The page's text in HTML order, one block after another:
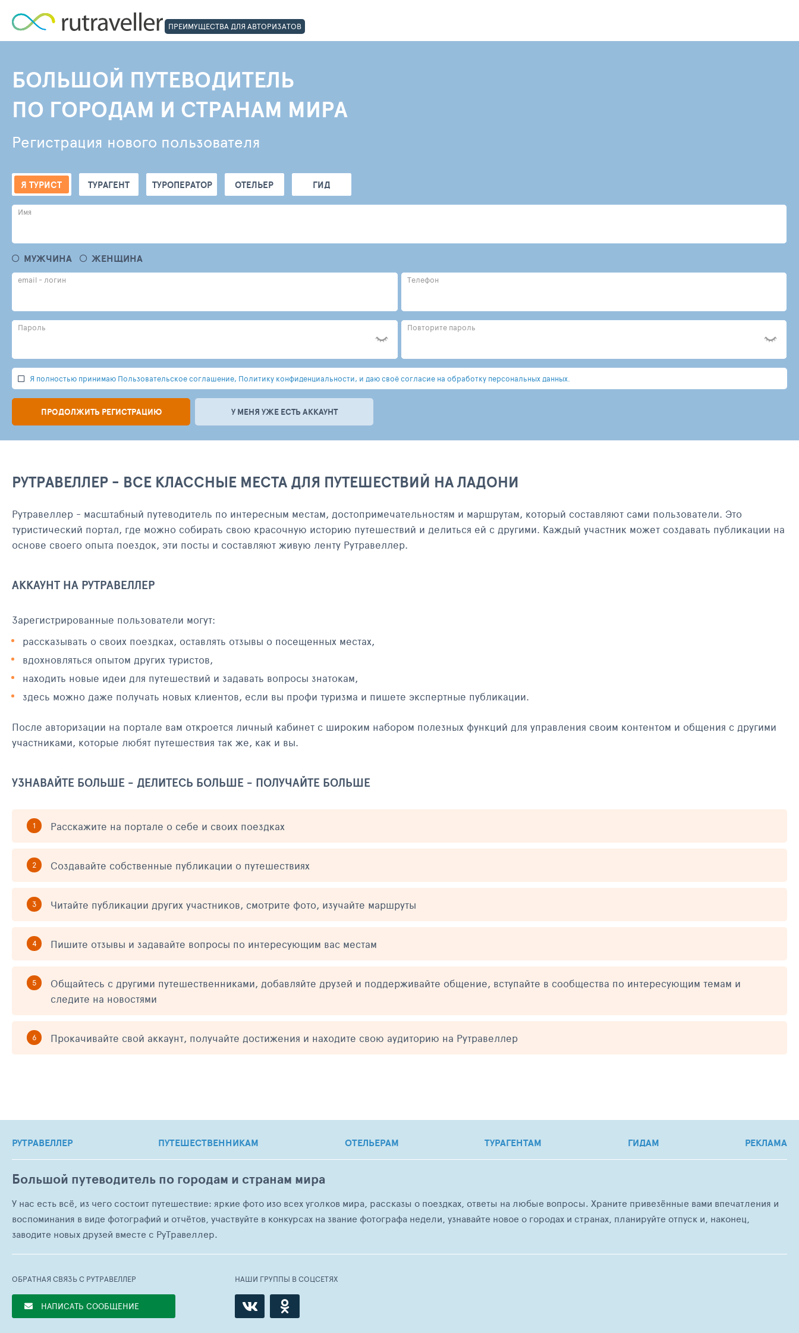
ПРЕИМУЩЕСТВА ДЛЯ АВТОРИЗАТОВ
БОЛЬШОЙ ПУТЕВОДИТЕЛЬ
ПО ГОРОДАМ И СТРАНАМ МИРА
Регистрация нового пользователя
Я ТУРИСТ ТУРАГЕНТ ТУРОПЕРАТОР ОТЕЛЬЕР ГИД
Имя
МУЖЧИНА ЖЕНЩИНА
email - логин Телефон
Пароль Повторите пароль
Я полностью принимаю Пользовательское соглашение, Политику конфиденциальности, и даю своё согласие на обработку персональных данных.
ПРОДОЛЖИТЬ РЕГИСТРАЦИЮ У МЕНЯ УЖЕ ЕСТЬ АККАУНТ
РУТРАВЕЛЛЕР - ВСЕ КЛАССНЫЕ МЕСТА ДЛЯ ПУТЕШЕСТВИЙ НА ЛАДОНИ
Рутравеллер - масштабный путеводитель по интересным местам, достопримечательностям и маршрутам, который составляют сами пользователи. Это
туристический портал, где можно собирать свою красочную историю путешествий и делиться ей с другими. Каждый участник может создавать публикации на
основе своего опыта поездок, эти посты и составляют живую ленту Рутравеллер.
АККАУНТ НА РУТРАВЕЛЛЕР
Зарегистрированные пользователи могут:
рассказывать о своих поездках, оставлять отзывы о посещенных местах,
вдохновляться опытом других туристов,
находить новые идеи для путешествий и задавать вопросы знатокам,
здесь можно даже получать новых клиентов, если вы профи туризма и пишете экспертные публикации.
После авторизации на портале вам откроется личный кабинет с широким набором полезных функций для управления своим контентом и общения с другими
участниками, которые любят путешествия так же, как и вы.
УЗНАВАЙТЕ БОЛЬШЕ - ДЕЛИТЕСЬ БОЛЬШЕ - ПОЛУЧАЙТЕ БОЛЬШЕ
Расскажите на портале о себе и своих поездках
Создавайте собственные публикации о путешествиях
Читайте публикации других участников, смотрите фото, изучайте маршруты
Пишите отзывы и задавайте вопросы по интересующим вас местам
Общайтесь с другими путешественниками, добавляйте друзей и поддерживайте общение, вступайте в сообщества по интересующим темам и
следите на новостями
Прокачивайте свой аккаунт, получайте достижения и находите свою аудиторию на Рутравеллер
РУТРАВЕЛЛЕР ПУТЕШЕСТВЕННИКАМ ОТЕЛЬЕРАМ ТУРАГЕНТАМ ГИДАМ РЕКЛАМА
Большой путеводитель по городам и странам мира
У нас есть всё, из чего состоит путешествие: яркие фото изо всех уголков мира, рассказы о поездках, ответы на любые вопросы. Храните привезённые вами впечатления и
воспоминания в виде фотографий и отчётов, участвуйте в конкурсах на звание фотографа недели, узнавайте новое о городах и странах, планируйте отпуск и, наконец,
заводите новых друзей вместе с РуТравеллер.
ОБРАТНАЯ СВЯЗЬ С РУТРАВЕЛЛЕР
НАПИСАТЬ СООБЩЕНИЕ
НАШИ ГРУППЫ В СОЦСЕТЯХ